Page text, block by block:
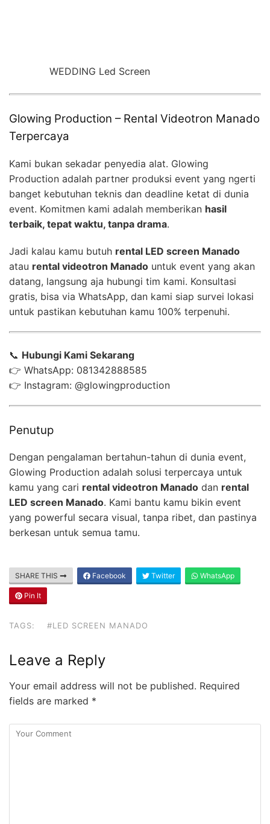
WEDDING Led Screen
Glowing Production – Rental Videotron Manado
Terpercaya
Kami bukan sekadar penyedia alat. Glowing
Production adalah partner produksi event yang ngerti
banget kebutuhan teknis dan deadline ketat di dunia
event. Komitmen kami adalah memberikan hasil
terbaik, tepat waktu, tanpa drama.
Jadi kalau kamu butuh rental LED screen Manado
atau rental videotron Manado untuk event yang akan
datang, langsung aja hubungi tim kami. Konsultasi
gratis, bisa via WhatsApp, dan kami siap survei lokasi
untuk pastikan kebutuhan kamu 100% terpenuhi.
📞 Hubungi Kami Sekarang
👉 WhatsApp: 081342888585
👉 Instagram: @glowingproduction
Penutup
Dengan pengalaman bertahun-tahun di dunia event,
Glowing Production adalah solusi terpercaya untuk
kamu yang cari rental videotron Manado dan rental
LED screen Manado. Kami bantu kamu bikin event
yang powerful secara visual, tanpa ribet, dan pastinya
berkesan untuk semua tamu.
SHARE THIS Facebook Twitter WhatsApp
Pin It
TAGS: #LED SCREEN MANADO
Leave a Reply
Your email address will not be published. Required
fields are marked *